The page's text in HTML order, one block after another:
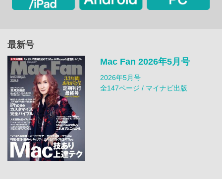
最新号
Mac Fan 2026年5月号
2026年5月号
全147ページ / マイナビ出版